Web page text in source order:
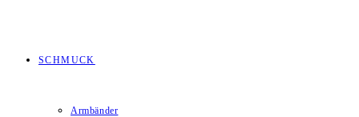
SCHMUCK
Armbänder